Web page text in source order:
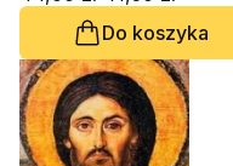
Do koszyka